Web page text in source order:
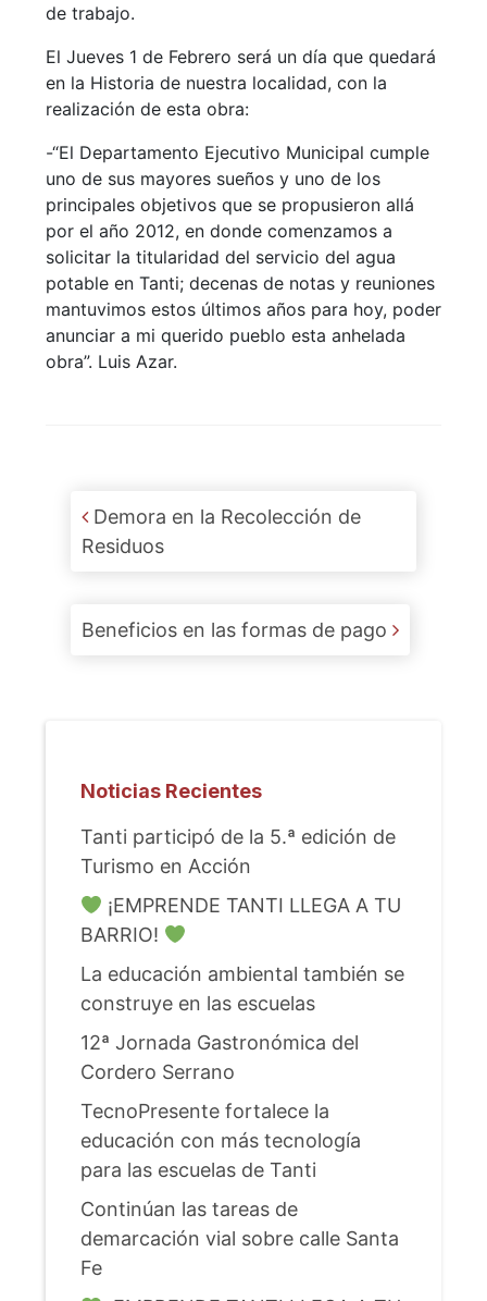
de trabajo.
El Jueves 1 de Febrero será un día que quedará
en la Historia de nuestra localidad, con la
realización de esta obra:
-“El Departamento Ejecutivo Municipal cumple
uno de sus mayores sueños y uno de los
principales objetivos que se propusieron allá
por el año 2012, en donde comenzamos a
solicitar la titularidad del servicio del agua
potable en Tanti; decenas de notas y reuniones
mantuvimos estos últimos años para hoy, poder
anunciar a mi querido pueblo esta anhelada
obra”. Luis Azar.
Post navigation
Demora en la Recolección de
Residuos
Beneficios en las formas de pago
Noticias Recientes
Tanti participó de la 5.ª edición de
Turismo en Acción
¡EMPRENDE TANTI LLEGA A TU
BARRIO!
La educación ambiental también se
construye en las escuelas
12ª Jornada Gastronómica del
Cordero Serrano
TecnoPresente fortalece la
educación con más tecnología
para las escuelas de Tanti
Continúan las tareas de
demarcación vial sobre calle Santa
Fe